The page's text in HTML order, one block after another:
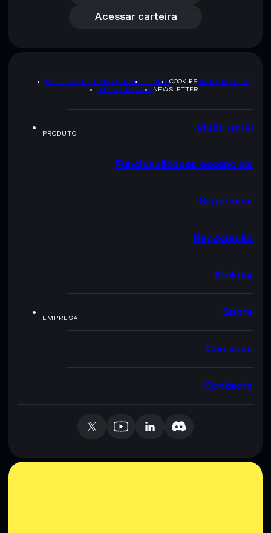
Acessar carteira
POLÍTICA DE PRIVACIDADETERMSCOOKIESMAPA DO SITE
KIT DA MARCA NEWSLETTER
PRODUTO Visão geral
Funcionalidades essenciais
Segurança
Negociação
Staking
EMPRESA Sobre
Carreiras
Contacto